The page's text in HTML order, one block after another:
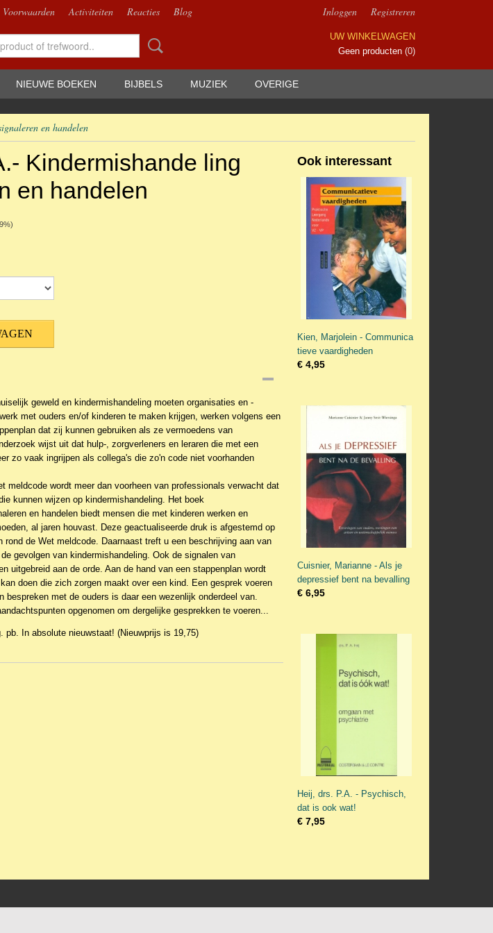
Voorwaarden Activiteiten Reacties Blog Inloggen Registreren
UW WINKELWAGEN
Geen producten (0)
NIEUWE BOEKEN BIJBELS MUZIEK OVERIGE
en handelen
Kindermishande ling
en handelen
geweld en kindermishandeling moeten organisaties en
met ouders en/of kinderen te maken krijgen, werken volgens een
dat zij kunnen gebruiken als ze vermoedens van
wijst uit dat hulp-, zorgverleners en leraren die met een
zo vaak ingrijpen als collega's die zo'n code niet voorhanden
meldcode wordt meer dan voorheen van professionals verwacht dat
kunnen wijzen op kindermishandeling. Het boek
en handelen biedt mensen die met kinderen werken en
al jaren houvast. Deze geactualiseerde druk is afgestemd op
rond de Wet meldcode. Daarnaast treft u een beschrijving aan van
gevolgen van kindermishandeling. Ook de signalen van
uitgebreid aan de orde. Aan de hand van een stappenplan wordt
doen die zich zorgen maakt over een kind. Een gesprek voeren
bespreken met de ouders is daar een wezenlijk onderdeel van.
opgenomen om dergelijke gesprekken te voeren...
pb. In absolute nieuwstaat! (Nieuwprijs is 19,75)
Ook interessant
Kien, Marjolein - Communica
tieve vaardigheden
€ 4,95
Cuisnier, Marianne - Als je
depressief bent na bevalling
€ 6,95
Heij, drs. P.A. - Psychisch,
dat is ook wat!
€ 7,95